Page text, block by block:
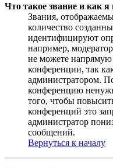
Что такое звание и как я
Звания,
количество
идентифицируют
например,
не можете напрямую
конференции, так
администратором.
конференцию
того, чтобы
конференций это
администратор
сообщений.
Вернуться к началу